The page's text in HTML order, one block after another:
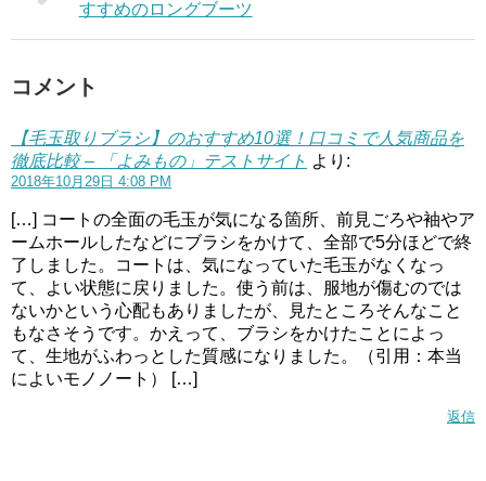
すすめのロングブーツ
コメント
【毛玉取りブラシ】のおすすめ10選！口コミで人気商品を
徹底比較 – 「よみもの」テストサイト より:
2018年10月29日 4:08 PM
[…] コートの全面の毛玉が気になる箇所、前見ごろや袖やア
ームホールしたなどにブラシをかけて、全部で5分ほどで終
了しました。コートは、気になっていた毛玉がなくなっ
て、よい状態に戻りました。使う前は、服地が傷むのでは
ないかという心配もありましたが、見たところそんなこと
もなさそうです。かえって、ブラシをかけたことによっ
て、生地がふわっとした質感になりました。（引用：本当
によいモノノート） […]
返信